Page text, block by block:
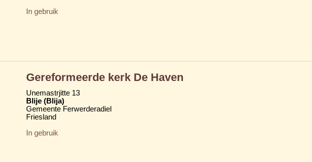
In gebruik
Gereformeerde kerk De Haven
Unemastrjitte 13
Blije (Blija)
Gemeente Ferwerderadiel
Friesland
In gebruik